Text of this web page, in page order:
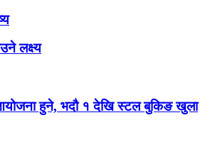
लक्ष्य
आयोजना हुने, भदौ १ देखि स्टल बुकिङ खुला